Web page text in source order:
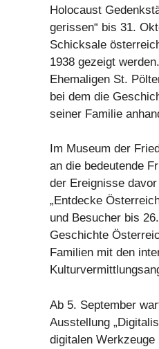
Holocaust
gerissen“ bis 31.
Schicksale
1938 gezeigt
Ehemaligen St.
bei dem die
seiner Familie
Im Museum der
an die bedeutende
der Ereignisse
„Entdecke
und Besucher bis
Geschichte
Familien mit den
Ab 5. September
Ausstellung
digitalen